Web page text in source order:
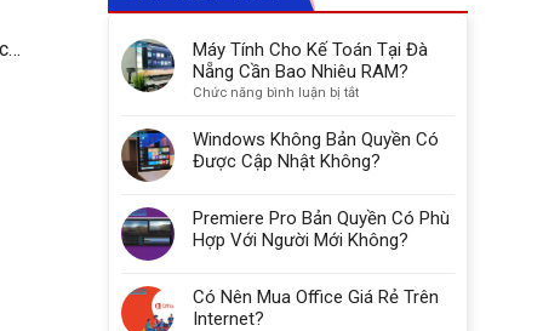
Máy Tính Cho Kế Toán Tại Đà
Nẵng Cần Bao Nhiêu RAM?
Chức năng bình luận bị tắtở
Tính
Cho
Kế
Tại
Đà
Bao
Windows Không Bản Quyền Có
Được Cập Nhật Không?
Premiere Pro Bản Quyền Có Phù
Hợp Với Người Mới Không?
Có Nên Mua Office Giá Rẻ Trên
Internet?